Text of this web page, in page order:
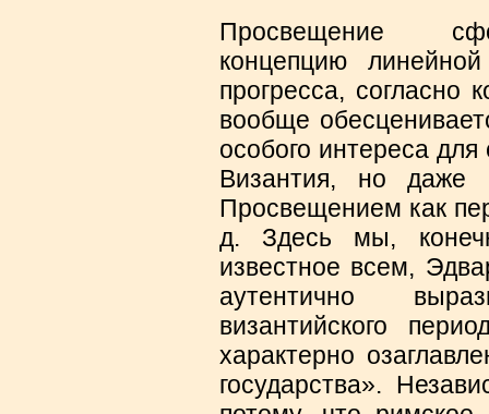
Просвещение
концепцию
прогресса, согласно
вообще
особого интереса
Византия, но даже
Просвещением как
д. Здесь мы,
известное всем,
аутентично
византийского
характерно
государства».